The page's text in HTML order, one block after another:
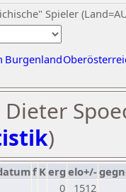
Spieler
Burgenland
)
f Kerg elo+/-
0
1512